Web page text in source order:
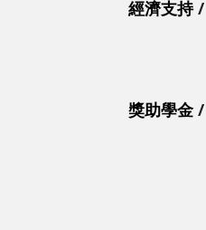
經濟支持
獎助學金